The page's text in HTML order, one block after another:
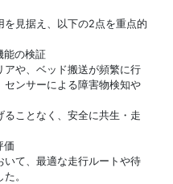
見据え、以下の2点を重点的
能の検証
や、ベッド搬送が頻繁に行
センサーによる障害物検知や
ことなく、安全に共生・走
価
て、最適な走行ルートや待
。